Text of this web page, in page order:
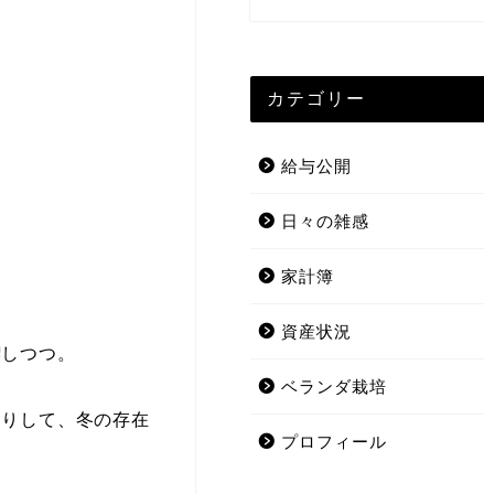
つつ。
して、冬の存在
カテゴリー
給与公開
日々の雑感
家計簿
資産状況
ベランダ栽培
プロフィール